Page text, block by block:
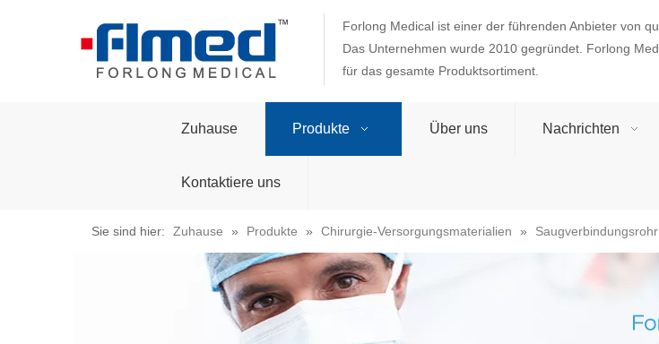
Forlong Medical ist einer der führenden Anbieter von
Das Unternehmen wurde 2010 gegründet. Forlong
für das gesamte Produktsortiment.
Zuhause Produkte Über uns Nachrichten
Kontaktiere uns
Sie sind hier: Zuhause » Produkte » Chirurgie-Versorgungsmaterialien » Saugverbindungsrohr